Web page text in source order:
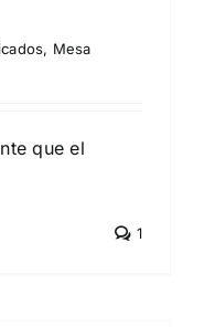
, Mesa
que el
1